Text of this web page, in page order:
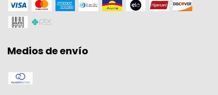
Medios de envío